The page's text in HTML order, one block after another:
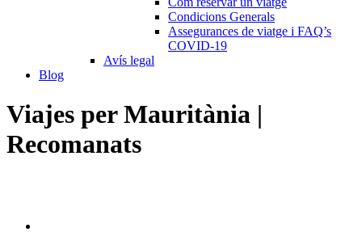
Condicions Generals
Assegurances de viatge i FAQ’s
COVID-19
Avís legal
Blog
Viajes per Mauritània |
Recomanats